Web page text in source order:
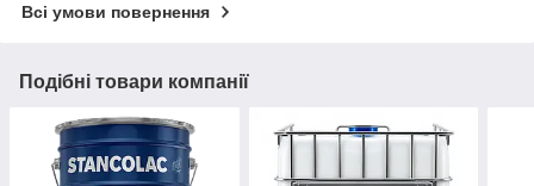
Всі умови повернення
Подібні товари компанії